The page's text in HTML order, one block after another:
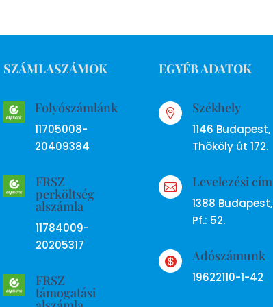
SZÁMLASZÁMOK
Folyószámlánk
11705008-
20409384
FRSZ
perköltség
alszámla
11784009-
20205317
FRSZ
támogatási
EGYÉB ADATOK
 Székhely
1146 Budapest,
Thököly út 172.
 Levelezési cím
1388 Budapest,
Pf.: 52.
 Adószámunk
19622110-1-42